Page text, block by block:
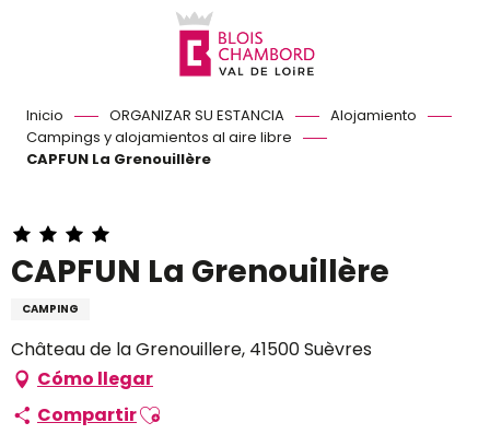
Inicio ORGANIZAR SU ESTANCIA
Alojamiento
Campings y alojamientos al aire libre
CAPFUN La Grenouillère
CAPFUN La Grenouillère
CAMPING
Château de la Grenouillere, 41500 Suèvres
Cómo llegar
CompartirAjouter aux favoris